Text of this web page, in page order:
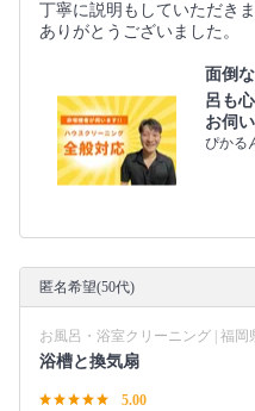
丁寧に説明もしていただきま
ありがとうございました。
面倒
呂も
お伺
ぴかる
匿名希望(50代)
お風呂・浴室クリーニング | 福岡
浴槽と換気扇
5.00